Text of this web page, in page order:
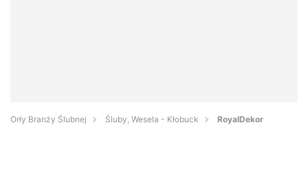
Orły Branży Ślubnej Śluby, Wesela - Kłobuck RoyalDekor